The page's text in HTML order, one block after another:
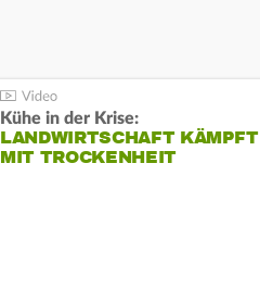
Kühe in der Krise:
LANDWIRTSCHAFT KÄMPFT
MIT TROCKENHEIT